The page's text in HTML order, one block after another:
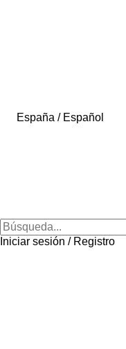
España / Español
Iniciar sesión / Registro